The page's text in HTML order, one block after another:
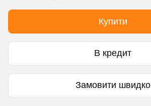
Купити
В кредит
Замовити швидко